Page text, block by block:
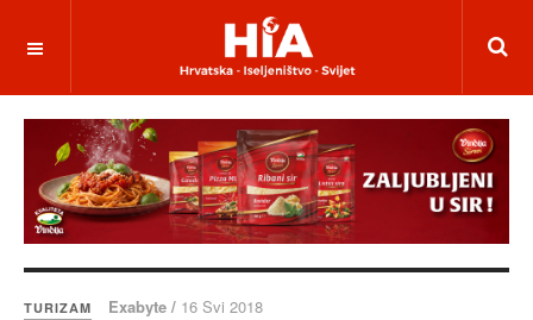
TURIZAM Exabyte / 16 Svi 2018